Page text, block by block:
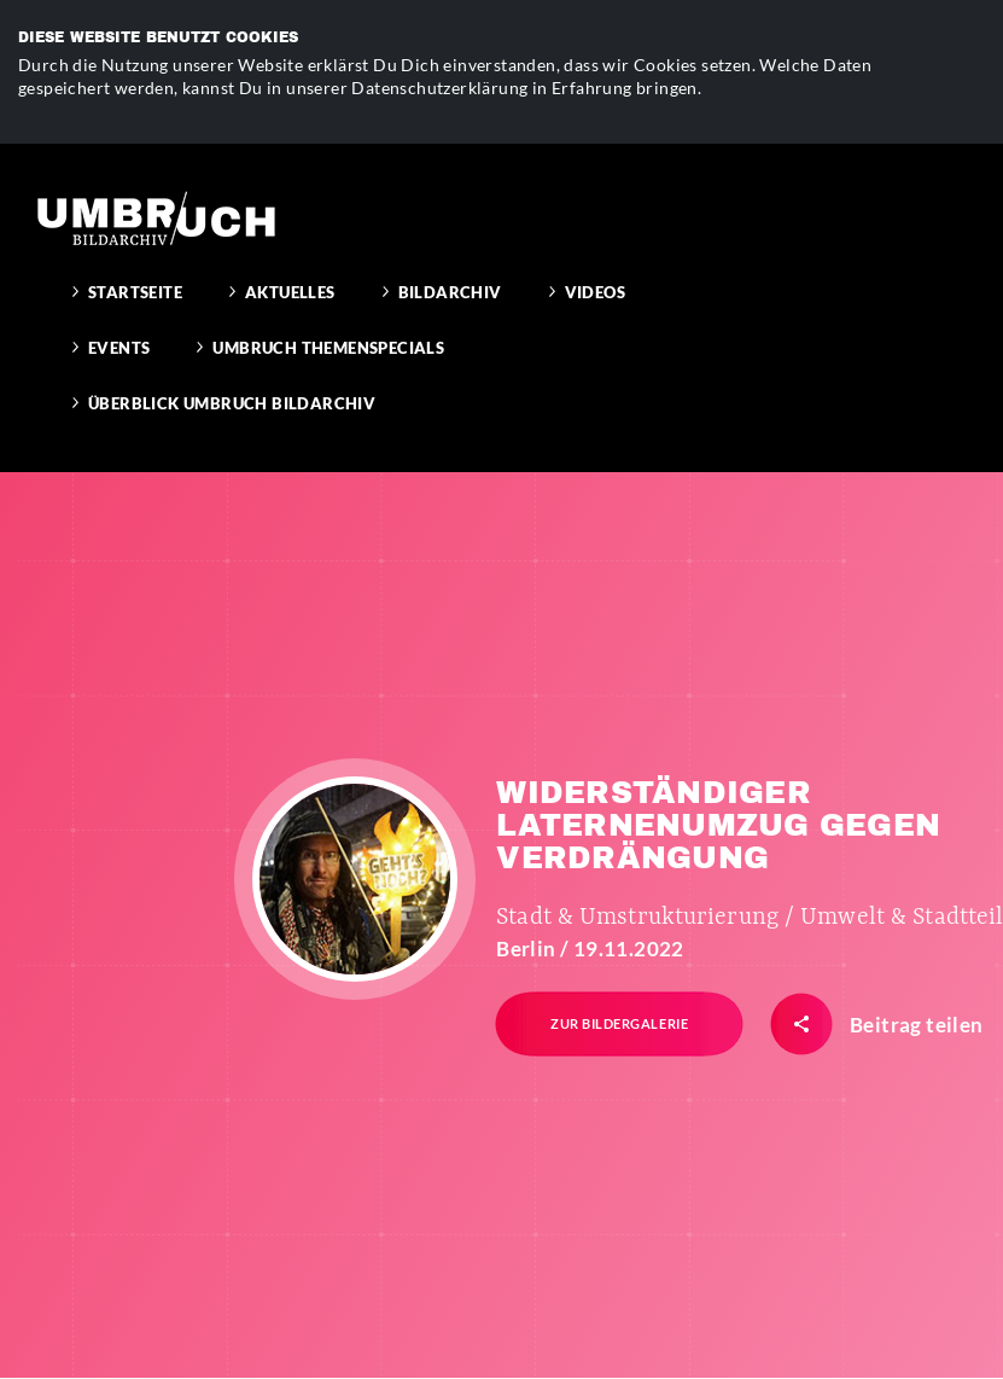
DIESE WEBSITE BENUTZT COOKIES
Durch die Nutzung unserer Website erklärst Du Dich einverstanden, dass wir Cookies setzen. Welche Daten
gespeichert werden, kannst Du in unserer Datenschutzerklärung in Erfahrung bringen.
STARTSEITE AKTUELLES BILDARCHIV VIDEOS
EVENTS UMBRUCH THEMENSPECIALS
ÜBERBLICK UMBRUCH BILDARCHIV
WIDERSTÄNDIGER
LATERNENUMZUG GEGEN
VERDRÄNGUNG
Stadt & Umstrukturierung / Umwelt & Stadtteil
Berlin / 19.11.2022
ZUR BILDERGALERIE Beitrag teilen